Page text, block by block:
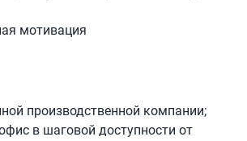
мотивация
производственной компании;
в шаговой доступности от